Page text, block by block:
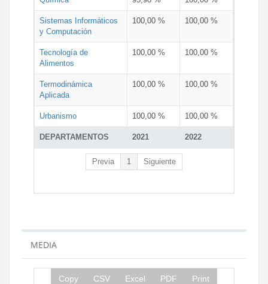
DEPARTAMENTOS 2021 2022
Sistemas Informáticos
y Computación
100,00 % 100,00 %
Tecnología de
Alimentos
100,00 % 100,00 %
Termodinámica
Aplicada
100,00 % 100,00 %
Urbanismo 100,00 % 100,00 %
Previa 1 Siguiente
MEDIA
Copy CSV Excel PDF Print